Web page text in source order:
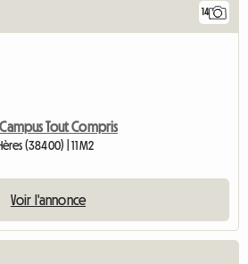
14
Tout Compris
(38400) | 11 M2
Voir l'annonce